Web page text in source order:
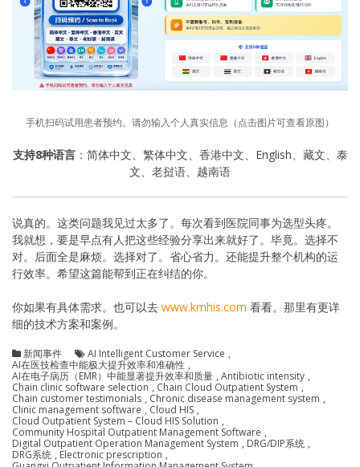
手机扫码试用患者预约。请勿输入个人真实信息（点击图片可查看原图）
支持8种语言：简体中文、繁体中文、香港中文、English、藏文、泰
文、老挝语、越南语
说真的。这类问题我见过太多了。每次看到医院同事为选型头疼。
我就想，要是早点有人把这些经验分享出来就好了。毕竟。选择不
对。后面全是麻烦。选择对了。省心省力。还能提升整个机构的运
行效率。希望这篇能帮到正在纠结的你。
你如果有具体需求。也可以去 www.kmhis.com 看看。那里有更详
细的技术方案和案例。
新闻事件 AI Intelligent Customer Service ,
AI在医技检查中能极大提升效率和准确性 ,
AI在电子病历（EMR）中能显著提升效率和质量 , Antibiotic intensity ,
Chain clinic software selection , Chain Cloud Outpatient System ,
Chain customer testimonials , Chronic disease management system ,
Clinic management software , Cloud HIS ,
Cloud Outpatient System – Cloud HIS Solution ,
Community Hospital Outpatient Management Software ,
Digital Outpatient Operation Management System , DRG/DIP系统 ,
DRG系统 , Electronic prescription ,